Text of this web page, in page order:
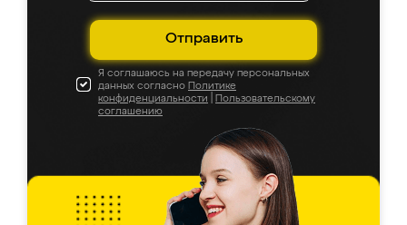
Отправить
Я соглашаюсь на передачу персональных
данных согласно Политике
конфиденциальности
Пользовательскому
соглашению